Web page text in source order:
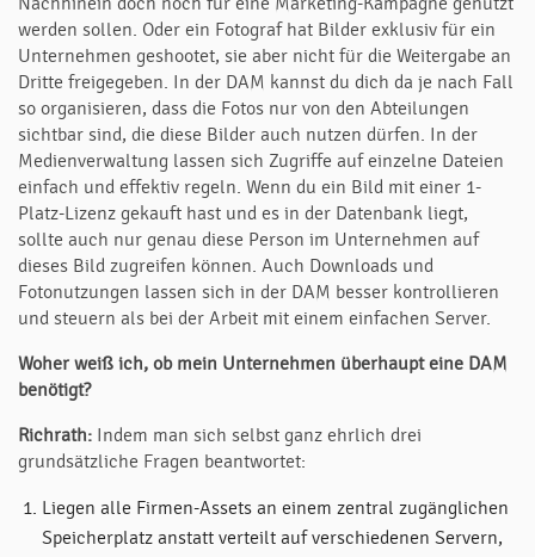
werden sollen. Oder ein Fotograf hat Bilder exklusiv für ein
Unternehmen geshootet, sie aber nicht für die Weitergabe an
Dritte freigegeben. In der DAM kannst du dich da je nach Fall
so organisieren, dass die Fotos nur von den Abteilungen
sichtbar sind, die diese Bilder auch nutzen dürfen. In der
Medienverwaltung lassen sich Zugriffe auf einzelne Dateien
einfach und effektiv regeln. Wenn du ein Bild mit einer 1-
Platz-Lizenz gekauft hast und es in der Datenbank liegt,
sollte auch nur genau diese Person im Unternehmen auf
dieses Bild zugreifen können. Auch Downloads und
Fotonutzungen lassen sich in der DAM besser kontrollieren
und steuern als bei der Arbeit mit einem einfachen Server.
Woher weiß ich, ob mein Unternehmen überhaupt eine DAM
benötigt?
Richrath: Indem man sich selbst ganz ehrlich drei
grundsätzliche Fragen beantwortet:
Liegen alle Firmen-Assets an einem zentral zugänglichen
Speicherplatz anstatt verteilt auf verschiedenen Servern,